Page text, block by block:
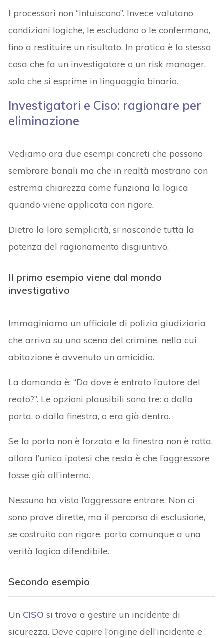
I processori non “intuiscono”. Invece valutano
condizioni logiche, le escludono o le confermano,
fino a restituire un risultato. In pratica è la stessa
cosa che fa un investigatore o un risk manager,
solo che si esprime in linguaggio binario.
Investigatori e Ciso: ragionare per
eliminazione
Vediamo ora due esempi concreti che possono
sembrare banali ma che in realtà mostrano con
estrema chiarezza come funziona la logica
quando viene applicata con rigore.
Dietro la loro semplicità, si nasconde tutta la
potenza del ragionamento disgiuntivo.
Il primo esempio viene dal mondo
investigativo
Immaginiamo un ufficiale di polizia giudiziaria
che arriva su una scena del crimine, nella cui
abitazione è avvenuto un omicidio.
La domanda è: “Da dove è entrato l’autore del
reato?”. Le opzioni plausibili sono tre: o dalla
porta, o dalla finestra, o era già dentro.
Se la porta non è forzata e la finestra non è rotta,
allora l’unica ipotesi che resta è che l’aggressore
fosse già all’interno.
Nessuno ha visto l’aggressore entrare. Non ci
sono prove dirette, ma il percorso di esclusione,
se costruito con rigore, porta comunque a una
verità logica difendibile.
Secondo esempio
Un CISO si trova a gestire un incidente di
sicurezza. Deve capire l’origine dell’incidente e